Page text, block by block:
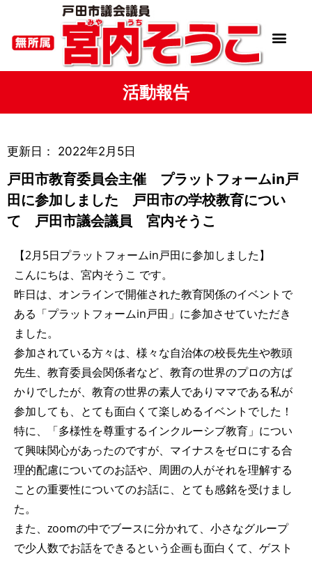
活動報告
更新日： 2022年2月5日
戸田市教育委員会主催 プラットフォームin戸
田に参加しました 戸田市の学校教育につい
て 戸田市議会議員 宮内そうこ
【2月5日プラットフォームin戸田に参加しました】
こんにちは、宮内そうこ です。
昨日は、オンラインで開催された教育関係のイベントで
ある「プラットフォームin戸田」に参加させていただき
ました。
参加されている方々は、様々な自治体の校長先生や教頭
先生、教育委員会関係者など、教育の世界のプロの方ば
かりでしたが、教育の世界の素人でありママである私が
参加しても、とても面白くて楽しめるイベントでした！
特に、「多様性を尊重するインクルーシブ教育」につい
て興味関心があったのですが、マイナスをゼロにする合
理的配慮についてのお話や、周囲の人がそれを理解する
ことの重要性についてのお話に、とても感銘を受けまし
た。
また、zoomの中でブースに分かれて、小さなグループ
で少人数でお話をできるという企画も面白くて、ゲスト